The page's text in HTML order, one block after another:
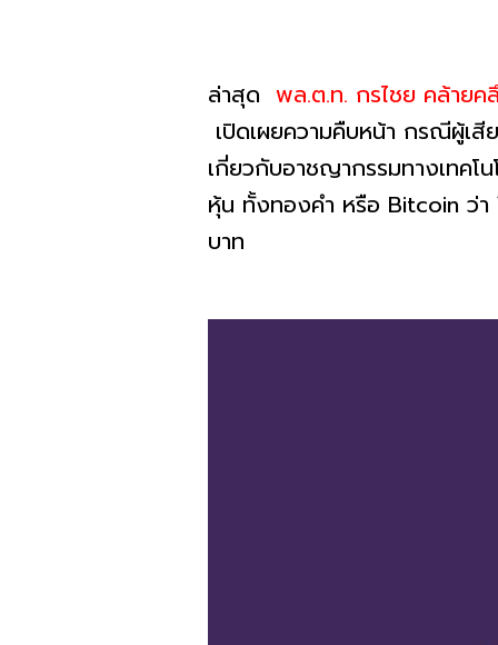
ล่าสุด พล.ต.ท. กรไชย คล้าย
เปิดเผยความคืบหน้า กรณีผู้เสี
เกี่ยวกับอาชญากรรมทางเทคโ
หุ้น ทั้งทองคำ หรือ Bitcoin ว่า
บาท